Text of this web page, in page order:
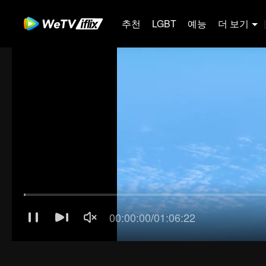
추천 LGBT 예능 더 보기 |